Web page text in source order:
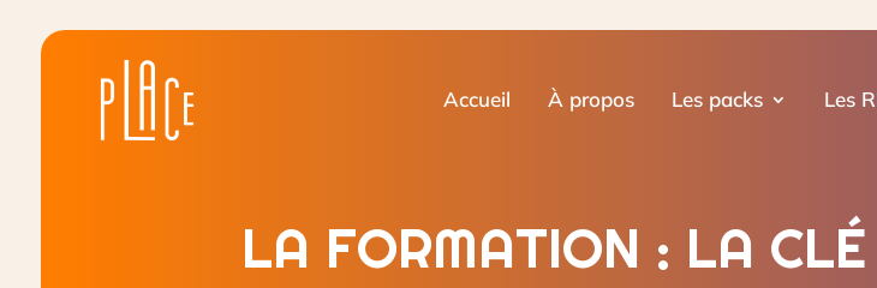
Accueil À propos Les packs Les
LA FORMATION : LA